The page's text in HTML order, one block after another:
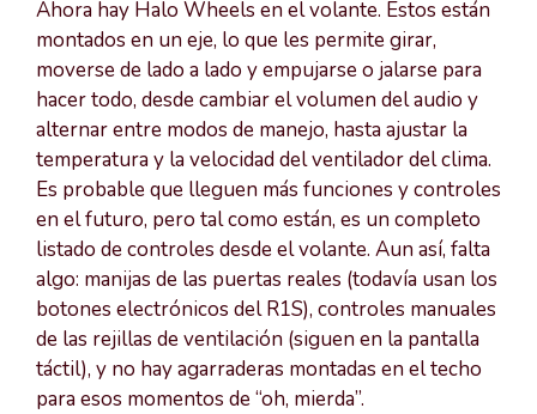
Ahora hay Halo Wheels en el volante. Estos están
montados en un eje, lo que les permite girar,
moverse de lado a lado y empujarse o jalarse para
hacer todo, desde cambiar el volumen del audio y
alternar entre modos de manejo, hasta ajustar la
temperatura y la velocidad del ventilador del clima.
Es probable que lleguen más funciones y controles
en el futuro, pero tal como están, es un completo
listado de controles desde el volante. Aun así, falta
algo: manijas de las puertas reales (todavía usan los
botones electrónicos del R1S), controles manuales
de las rejillas de ventilación (siguen en la pantalla
táctil), y no hay agarraderas montadas en el techo
para esos momentos de “oh, mierda”.